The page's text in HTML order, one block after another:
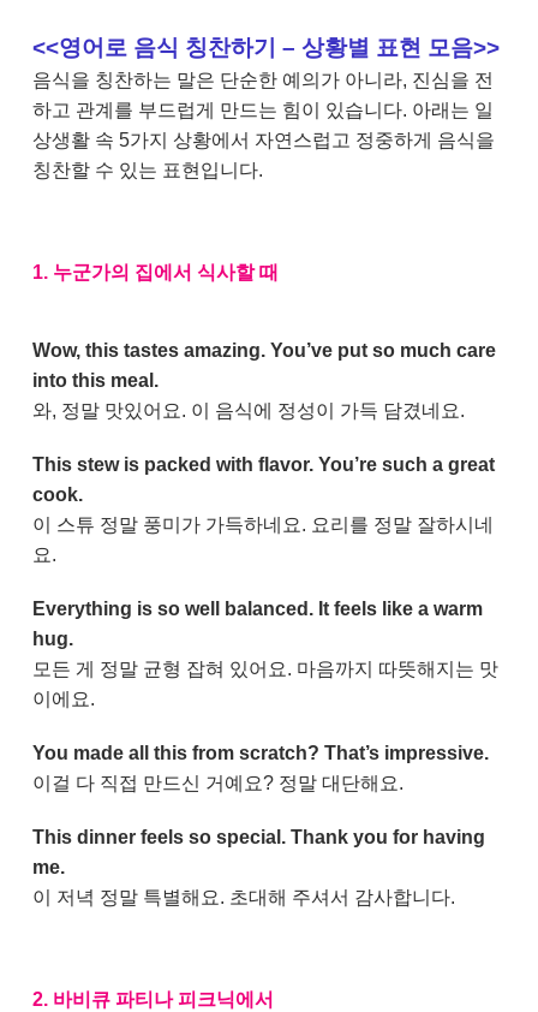
<<영어로 음식 칭찬하기 – 상황별 표현 모음>>
음식을 칭찬하는 말은 단순한 예의가 아니라, 진심을 전
하고 관계를 부드럽게 만드는 힘이 있습니다. 아래는 일
상생활 속 5가지 상황에서 자연스럽고 정중하게 음식을
칭찬할 수 있는 표현입니다.
1. 누군가의 집에서 식사할 때
Wow, this tastes amazing. You’ve put so much care
into this meal.
와, 정말 맛있어요. 이 음식에 정성이 가득 담겼네요.
This stew is packed with flavor. You’re such a great
cook.
이 스튜 정말 풍미가 가득하네요. 요리를 정말 잘하시네
요.
Everything is so well balanced. It feels like a warm
hug.
모든 게 정말 균형 잡혀 있어요. 마음까지 따뜻해지는 맛
이에요.
You made all this from scratch? That’s impressive.
이걸 다 직접 만드신 거예요? 정말 대단해요.
This dinner feels so special. Thank you for having
me.
이 저녁 정말 특별해요. 초대해 주셔서 감사합니다.
2. 바비큐 파티나 피크닉에서